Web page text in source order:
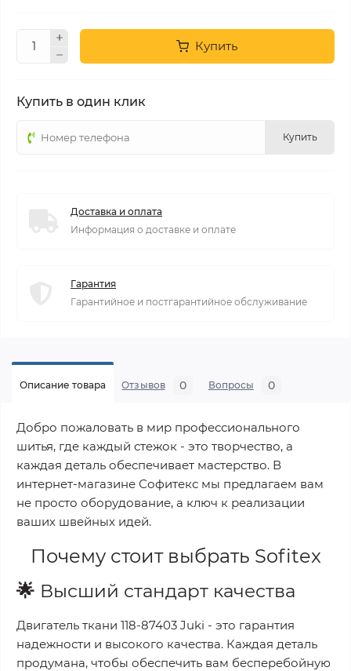
Купить
Купить в один клик
Купить
Доставка и оплата
Информация о доставке и оплате
Гарантия
Гарантийное и постгарантийное обслуживание
Описание товара Отзывов 0 Вопросы 0
Добро пожаловать в мир профессионального
шитья, где каждый стежок - это творчество, а
каждая деталь обеспечивает мастерство. В
интернет-магазине Софитекс мы предлагаем вам
не просто оборудование, а ключ к реализации
ваших швейных идей.
Почему стоит выбрать Sofitex
🌟 Высший стандарт качества
Двигатель ткани 118-87403 Juki - это гарантия
надежности и высокого качества. Каждая деталь
продумана, чтобы обеспечить вам бесперебойную